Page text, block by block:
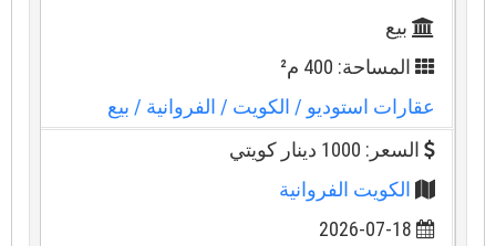
بيع
المساحة: 400 م²
عقارات استوديو/ الكويت/ الفروانية/ بيع
السعر: 1000 دينار كويتي
الكويت الفروانية
2026-07-18